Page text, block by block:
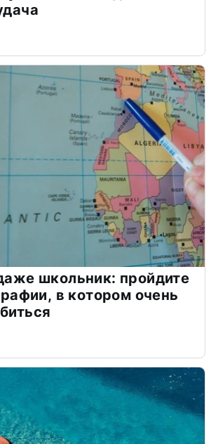
школьник: пройдите
в котором очень